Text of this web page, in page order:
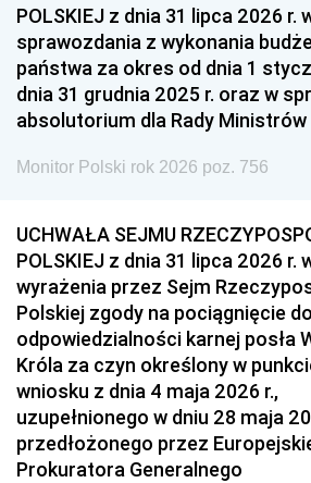
1939 1938
1936 1930
POLSKIEJ z dnia 31 lipca 2026 r.
sprawozdania z wykonania
państwa za okres od dnia 1
dnia 31 grudnia 2025 r. oraz w
absolutorium dla Rady Ministrów
Monitor Polski rok 2026 poz. 756
UCHWAŁA SEJMU
POLSKIEJ z dnia 31 lipca 2026 r.
wyrażenia przez Sejm
Polskiej zgody na pociągnięcie do
odpowiedzialności karnej posła
Króla za czyn określony w
wniosku z dnia 4 maja 2026 r.,
uzupełnionego w dniu 28 maja
przedłożonego przez
Prokuratora Generalnego